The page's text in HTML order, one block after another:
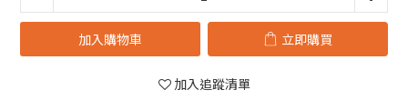
加入購物車 立即購買
加入追蹤清單